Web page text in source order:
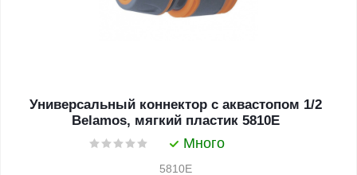
Универсальный коннектор с аквастопом 1/2
Belamos, мягкий пластик 5810Е
Много
5810Е